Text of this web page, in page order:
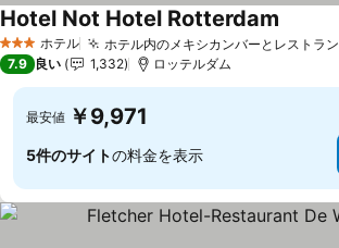
3 ホテルのランク
ホテル ホテル内のメキシカンバーとレストラン
Hotel Not Hotel Rotterdam
7.9 良い 1,332 ロッテルダム
最安値 ￥9,971
5件のサイトの料金を表示